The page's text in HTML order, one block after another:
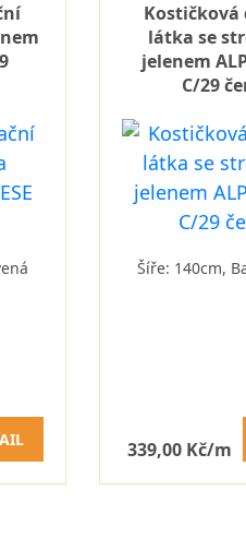
látka se
jelenem
C/29
Šíře: 140cm,
339,00 Kč/m